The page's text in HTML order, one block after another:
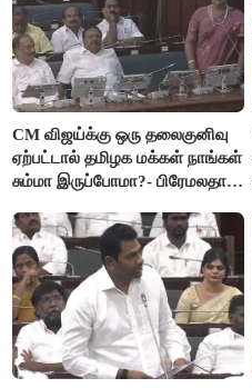
CM விஜய்க்கு ஒரு தலைகுனிவு
ஏற்பட்டால் தமிழக மக்கள் நாங்கள்
சும்மா இருப்போமா?- பிரேமலதா